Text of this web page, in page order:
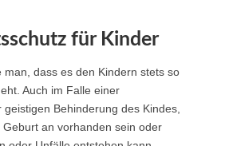
für Kinder
man, dass es den Kindern stets so
Auch im Falle einer
Behinderung des Kindes,
an vorhanden sein oder